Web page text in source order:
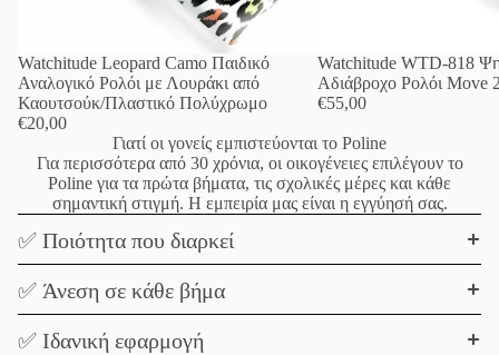
Watchitude Leopard Camo Παιδικό
Αναλογικό Ρολόι με Λουράκι από
Καουτσούκ/Πλαστικό Πολύχρωμο
€20,00
Watchitude WTD-818
Αδιάβροχο Ρολόι Move
€55,00
Γιατί οι γονείς εμπιστεύονται το Poline
Για περισσότερα από 30 χρόνια, οι οικογένειες επιλέγουν το
Poline για τα πρώτα βήματα, τις σχολικές μέρες και κάθε
σημαντική στιγμή. Η εμπειρία μας είναι η εγγύησή σας.
✅ Ποιότητα που διαρκεί
✅ Άνεση σε κάθε βήμα
✅ Ιδανική εφαρμογή